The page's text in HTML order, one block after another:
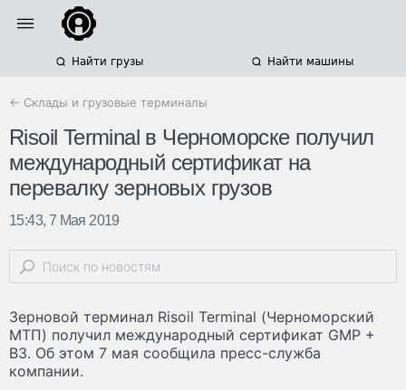
Найти грузы Найти машины
← Склады и грузовые терминалы
Risoil Terminal в Черноморске получил
международный сертификат на
перевалку зерновых грузов
15:43, 7 Мая 2019
Зерновой терминал Risoil Terminal (Черноморский
МТП) получил международный сертификат GMP +
B3. Об этом 7 мая сообщила пресс-служба
компании.